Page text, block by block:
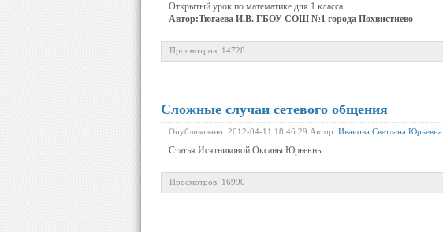
Открытый урок по математике для 1 класса.
Автор:Тюгаева И.В. ГБОУ СОШ №1 города Похвистнево
Просмотров: 14728
Сложные случаи сетевого общения
Опубликовано: 2012-04-11 18:46:29 Автор: Иванова Светлана Юрьевна
Статья Исятниковой Оксаны Юрьевны
Просмотров: 16990